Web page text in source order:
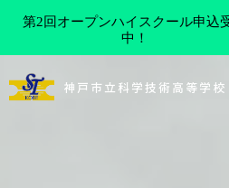
ン
神戸市立科学技術高等学校
第2回オープンハイスクール申込
中！